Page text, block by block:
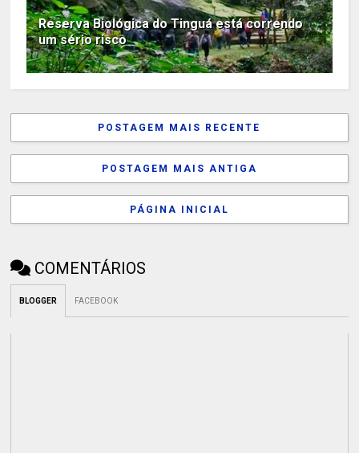
Reserva Biológica do Tinguá está correndo
um sério risco
POSTAGEM MAIS RECENTE
POSTAGEM MAIS ANTIGA
PÁGINA INICIAL
COMENTÁRIOS
BLOGGER FACEBOOK